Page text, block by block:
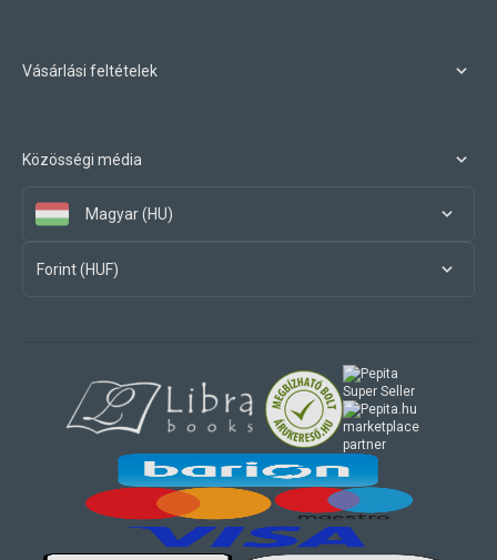
Vásárlási feltételek
Közösségi média
Magyar (HU)
Forint (HUF)
marketplace
partner